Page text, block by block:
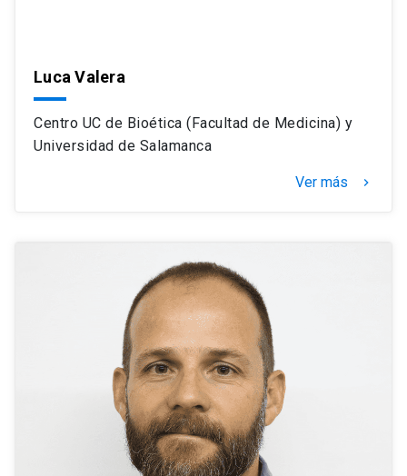
Luca Valera
Centro UC de Bioética (Facultad de Medicina) y
Universidad de Salamanca
Ver más navigate_next